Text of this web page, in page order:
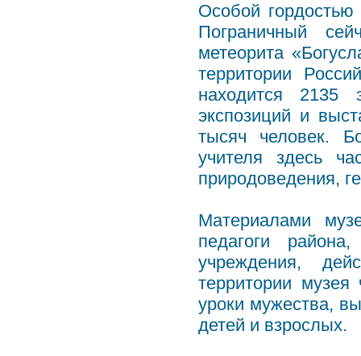
Особой гордостью
Пограничный
метеорита
территории
находится 2135
экспозиций и
тысяч человек.
учителя здесь
природоведения,
Материалами
педагоги
учреждения,
территории музея
уроки мужества,
детей и взрослых.